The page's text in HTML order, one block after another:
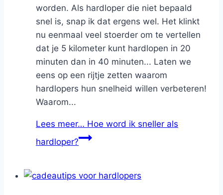
worden. Als hardloper die niet bepaald
snel is, snap ik dat ergens wel. Het klinkt
nu eenmaal veel stoerder om te vertellen
dat je 5 kilometer kunt hardlopen in 20
minuten dan in 40 minuten... Laten we
eens op een rijtje zetten waarom
hardlopers hun snelheid willen verbeteren!
Waarom...
Lees meer… Hoe word ik sneller als
hardloper?